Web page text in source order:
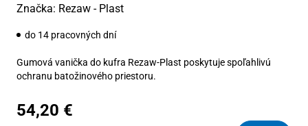
Značka: Rezaw - Plast
do 14 pracovných dní
Gumová vanička do kufra Rezaw-Plast poskytuje spoľahlivú
ochranu batožinového priestoru.
54,20 €